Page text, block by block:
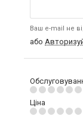
Ваш e-mail не
або
Ціна